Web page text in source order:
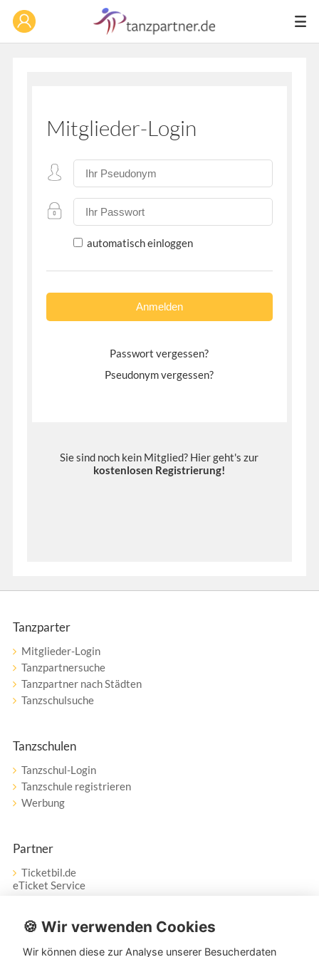
Mitglieder-Login
automatisch einloggen
Passwort vergessen?
Pseudonym vergessen?
Sie sind noch kein Mitglied? Hier geht's zur
kostenlosen Registrierung!
Tanzparter
Mitglieder-Login
Tanzpartnersuche
Tanzpartner nach Städten
Tanzschulsuche
Tanzschulen
Tanzschul-Login
Tanzschule registrieren
Werbung
Partner
Ticketbil.de
eTicket Service
Vertrag widerrufen
🍪 Wir verwenden Cookies
Wir können diese zur Analyse unserer Besucherdaten